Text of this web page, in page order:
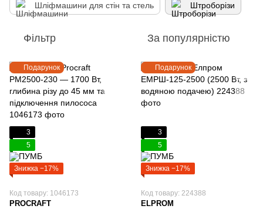
Шліфмашини для стін та стель Штроборізи
Фільтр За популярністю
Подарунок
3
5
Знижка −17%
Код товару: 1046173
PROCRAFT
Подарунок
3
5
Знижка −17%
Код товару: 224388
ELPROM